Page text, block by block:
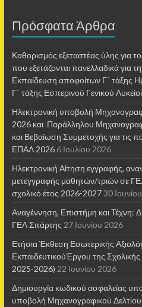
Πρόσφατα Άρθρα
Καθορισμός εξεταστέας ύλης για
που εξετάζονται πανελλαδικά για
Εκπαίδευση αποφοίτων Γ΄ τάξης
Γ΄ τάξης Εσπερινού Γενικού
Ηλεκτρονική υποβολή
2026 και Παράλληλου
και Βεβαίωση Συμμετοχής για τις
ΕΠΑΛ 2026 6 Ιουλίου 2026
Ηλεκτρονική Αίτηση εγγραφής,
μετεγγραφής μαθητών/τριών σε
σχολικό έτος 2026-202730
Αναγέννηση, Επιστήμη και Τέχνη:
ΓΕΛ Σπάρτης 27 Ιουνίου 2026
Ετήσια Έκθεση Εσωτερικής
ΕκπαιδευτικούΈργου της
2025-2026) 22 Ιουνίου 2026
Δημιουργία κωδικού ασφαλείας
υποβολή Μηχανογραφικού